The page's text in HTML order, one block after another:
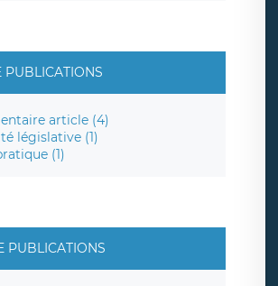
PUBLICATIONS
article (4)
législative (1)
(1)
PUBLICATIONS